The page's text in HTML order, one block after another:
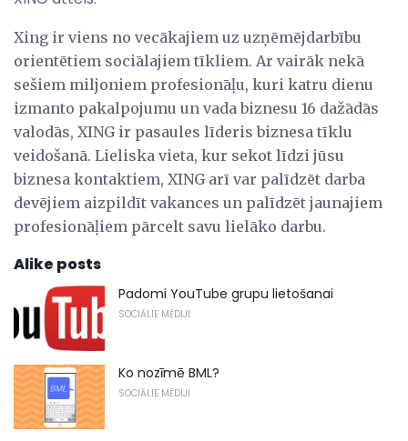
Xing ir viens no vecākajiem uz uzņēmējdarbību
orientētiem sociālajiem tīkliem. Ar vairāk nekā
sešiem miljoniem profesionāļu, kuri katru dienu
izmanto pakalpojumu un vada biznesu 16 dažādās
valodās, XING ir pasaules līderis biznesa tīklu
veidošanā. Lieliska vieta, kur sekot līdzi jūsu
biznesa kontaktiem, XING arī var palīdzēt darba
devējiem aizpildīt vakances un palīdzēt jaunajiem
profesionāļiem pārcelt savu lielāko darbu.
Alike posts
Padomi YouTube grupu lietošanai
SOCIĀLIE MĒDIJI
Ko nozīmē BML?
SOCIĀLIE MĒDIJI